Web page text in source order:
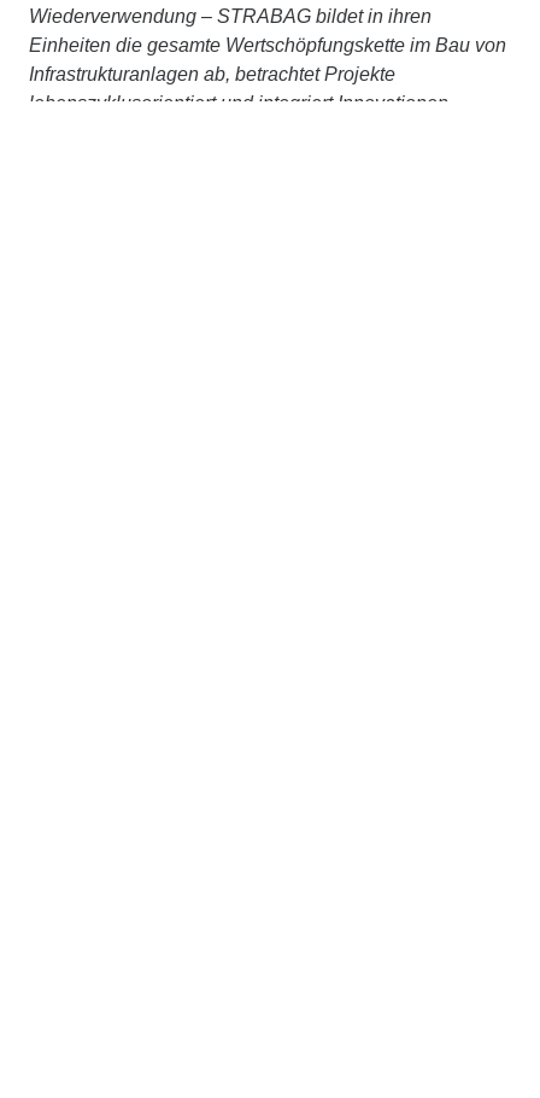
Wiederverwendung – STRABAG bildet in ihren
Einheiten die gesamte Wertschöpfungskette im Bau von
Infrastrukturanlagen ab, betrachtet Projekte
lebenszyklusorientiert und integriert Innovationen,